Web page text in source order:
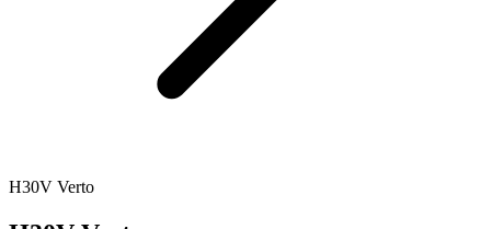
H30V Verto